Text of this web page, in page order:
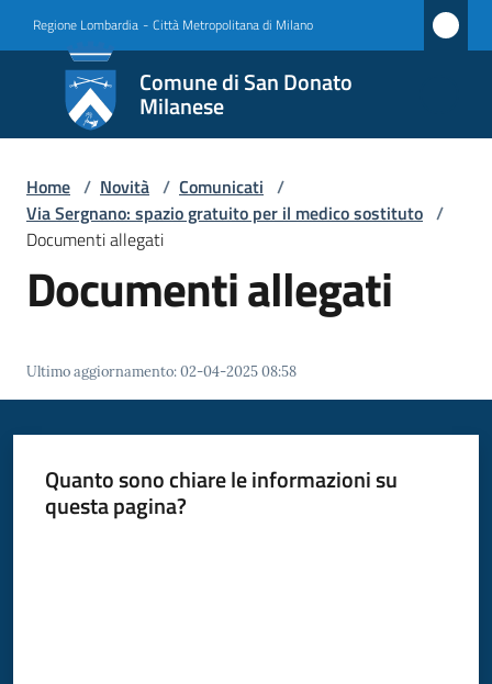
Regione Lombardia - Città Metropolitana di Milano
Comune di San Donato
Milanese
Comune
di San
Donato
Milanese
Amministrazione
San
Donato
Milanese
Home / Novità / Comunicati /
Via Sergnano: spazio gratuito per il medico sostituto /
Documenti allegati
Documenti allegati
Ultimo aggiornamento:02-04-2025 08:58
Quanto sono chiare le informazioni su
questa pagina?